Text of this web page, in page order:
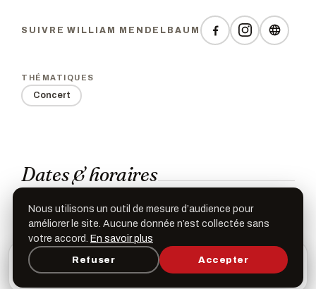
SUIVRE WILLIAM MENDELBAUM
THÉMATIQUES
Concert
Dates & horaires
Mardi 5 novembre 2024
19h00
L’appli Léspas
Programme, favoris & rappels sur votre écran
×
Nous utilisons un outil de mesure d’audience pour
améliorer le site. Aucune donnée n’est collectée sans
votre accord. En savoir plus
Refuser Accepter